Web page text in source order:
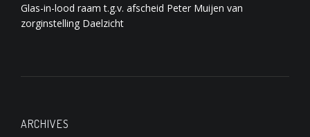
Glas-in-lood raam t.g.v. afscheid Peter Muijen van
zorginstelling Daelzicht
ARCHIVES